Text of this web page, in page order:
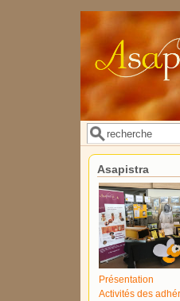
Formulaire de
Rechercher
Asapistra
Présentation
Activités des